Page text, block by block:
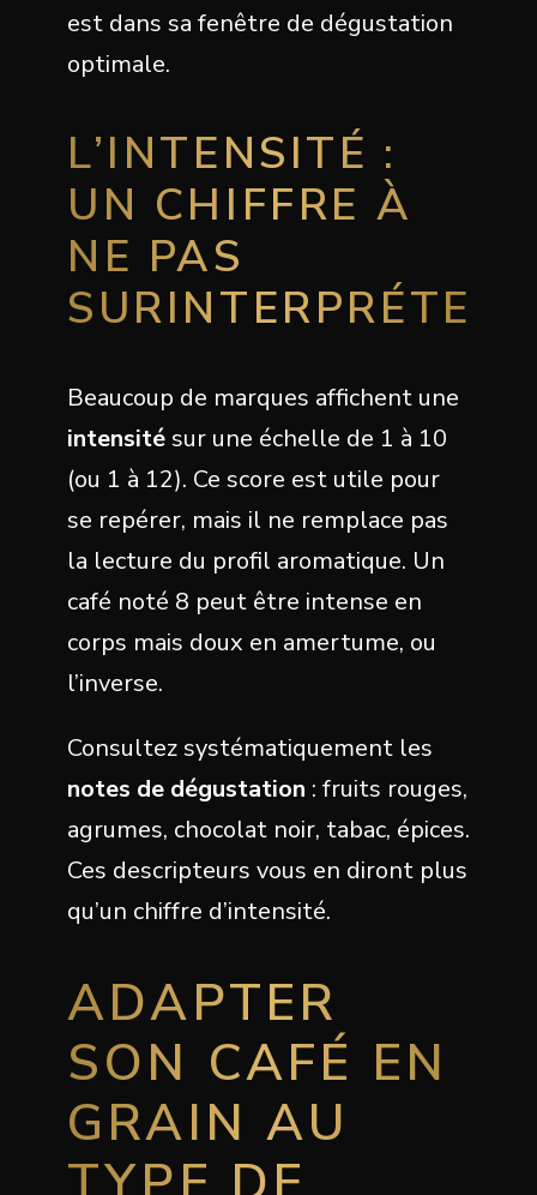
est dans sa fenêtre de dégustation
optimale.
L’INTENSITÉ :
UN CHIFFRE À
NE PAS
SURINTERPRÉTER
Beaucoup de marques affichent une
intensitésur une échelle de 1 à 10
(ou 1 à 12). Ce score est utile pour
se repérer, mais il ne remplace pas
la lecture du profil aromatique. Un
café noté 8 peut être intense en
corps mais doux en amertume, ou
l’inverse.
Consultez systématiquement les
notes de dégustation : fruits rouges,
agrumes, chocolat noir, tabac, épices.
Ces descripteurs vous en diront plus
qu’un chiffre d’intensité.
ADAPTER
SON CAFÉ EN
GRAIN AU